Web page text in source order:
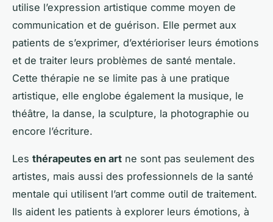
utilise l’expression artistique comme moyen de
communication et de guérison. Elle permet aux
patients de s’exprimer, d’extérioriser leurs émotions
et de traiter leurs problèmes de santé mentale.
Cette thérapie ne se limite pas à une pratique
artistique, elle englobe également la musique, le
théâtre, la danse, la sculpture, la photographie ou
encore l’écriture.
Les thérapeutes en art ne sont pas seulement des
artistes, mais aussi des professionnels de la santé
mentale qui utilisent l’art comme outil de traitement.
Ils aident les patients à explorer leurs émotions, à